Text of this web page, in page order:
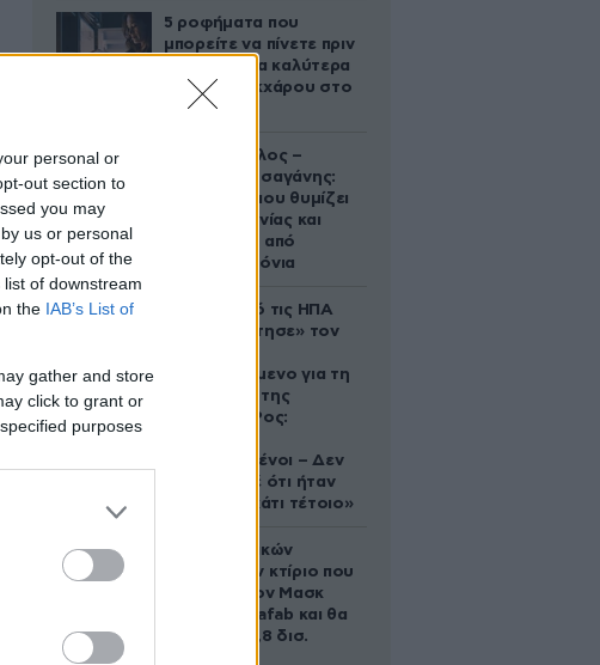
personal or
out section to
you may
us or personal
opt-out of the
of downstream
the IAB’s List of
gather and store
click to grant or
purposes
5 ροφήματα που
μπορείτε να πίνετε πριν
τον ύπνο για καλύτερα
επίπεδα σακχάρου στο
αίμα
Νία Βαρντάλος –
Σπύρος Κατσαγάνης:
Μια σχέση που θυμίζει
σενάριο ταινίας και
μετρά πάνω από
τέσσερα χρόνια
Ζευγάρι από τις ΗΠΑ
που «υιοθέτησε» τον
κατηγορούμενο για τη
δολοφονία της
Ελίζαμπεθ Ρος:
συντετριμμένοι – Δεν
έδειξε ποτέ ότι ήταν
ικανός για κάτι τέτοιο»
Το φαραωνικών
διαστάσεων κτίριο που
χτίζει ο Έλον Μασκ
λέγεται Terafab και θα
κοστίσει 16,8 δισ.